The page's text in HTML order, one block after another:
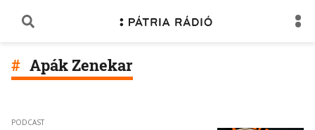
Apák Zenekar
PODCAST